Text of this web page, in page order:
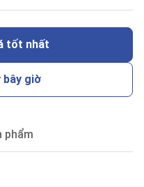
tốt nhất
bây giờ
phẩm